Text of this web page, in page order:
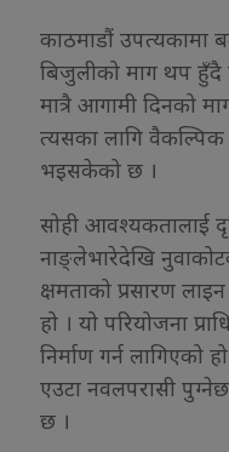
काठमाडौं उपत्यकामा
बिजुलीको माग थप हुँदै
मात्रै आगामी दिनको
त्यसका लागि
भइसकेको छ ।
सोही आवश्यकतालाई
नाङ्लेभारेदेखि
क्षमताको प्रसारण
हो । यो परियोजना
निर्माण गर्न लागिएको
एउटा नवलपरासी
छ ।